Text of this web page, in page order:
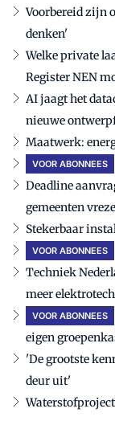
Voorbereid zijn
denken'
Welke private
Register NEN
AI jaagt het
nieuwe
Maatwerk:
VOOR ABONNEES
Deadline
gemeenten
Stekerbaar
VOOR ABONNEES
Techniek
meer
VOOR ABONNEES
eigen
'De grootste
deur uit'